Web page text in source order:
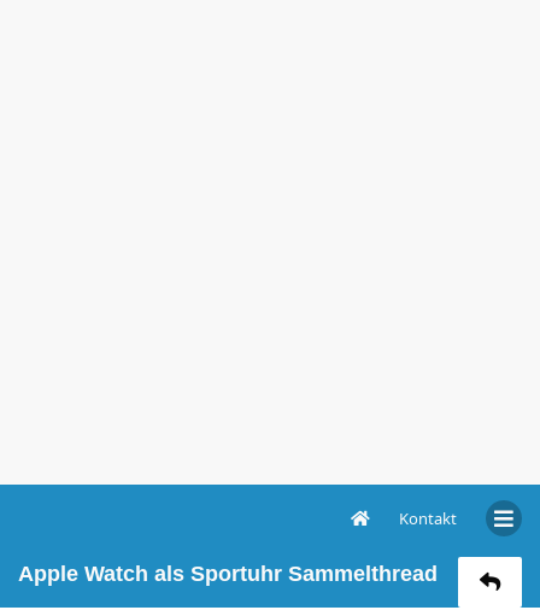
Kontakt
Apple Watch als Sportuhr Sammelthread